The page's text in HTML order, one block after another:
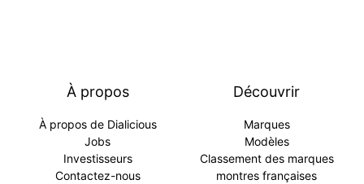
À propos
À propos de Dialicious
Jobs
Investisseurs
Contactez-nous
Découvrir
Marques
Modèles
Classement des marques
montres françaises